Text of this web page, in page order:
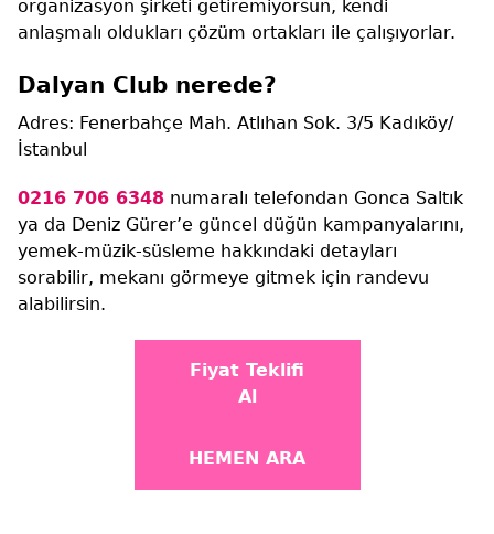
organizasyon şirketi getiremiyorsun, kendi
anlaşmalı oldukları çözüm ortakları ile çalışıyorlar.
Dalyan Club nerede?
Adres: Fenerbahçe Mah. Atlıhan Sok. 3/5 Kadıköy/
İstanbul
0216 706 6348 numaralı telefondan Gonca Saltık
ya da Deniz Gürer’e güncel düğün kampanyalarını,
yemek-müzik-süsleme hakkındaki detayları
sorabilir, mekanı görmeye gitmek için randevu
alabilirsin.
Fiyat Teklifi
Al
HEMEN ARA